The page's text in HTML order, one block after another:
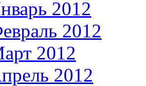
2012
2012
2012
2012